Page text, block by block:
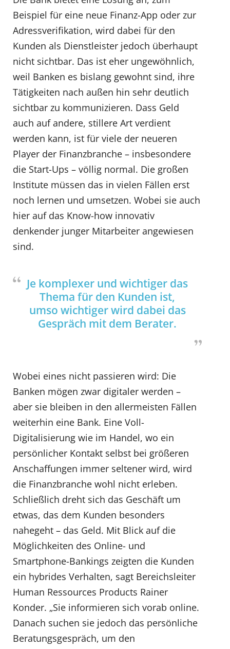
Beispiel für eine neue Finanz-App oder zur
Adressverifikation, wird dabei für den
Kunden als Dienstleister jedoch überhaupt
nicht sichtbar. Das ist eher ungewöhnlich,
weil Banken es bislang gewohnt sind, ihre
Tätigkeiten nach außen hin sehr deutlich
sichtbar zu kommunizieren. Dass Geld
auch auf andere, stillere Art verdient
werden kann, ist für viele der neueren
Player der Finanzbranche – insbesondere
die Start-Ups – völlig normal. Die großen
Institute müssen das in vielen Fällen erst
noch lernen und umsetzen. Wobei sie auch
hier auf das Know-how innovativ
denkender junger Mitarbeiter angewiesen
sind.
Je komplexer und wichtiger das
Thema für den Kunden ist,
umso wichtiger wird dabei das
Gespräch mit dem Berater.
Wobei eines nicht passieren wird: Die
Banken mögen zwar digitaler werden –
aber sie bleiben in den allermeisten Fällen
weiterhin eine Bank. Eine Voll-
Digitalisierung wie im Handel, wo ein
persönlicher Kontakt selbst bei größeren
Anschaffungen immer seltener wird, wird
die Finanzbranche wohl nicht erleben.
Schließlich dreht sich das Geschäft um
etwas, das dem Kunden besonders
nahegeht – das Geld. Mit Blick auf die
Möglichkeiten des Online- und
Smartphone-Bankings zeigten die Kunden
ein hybrides Verhalten, sagt Bereichsleiter
Human Ressources Products Rainer
Konder. „Sie informieren sich vorab online.
Danach suchen sie jedoch das persönliche
Beratungsgespräch, um den